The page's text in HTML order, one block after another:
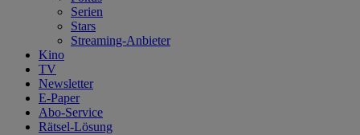
Serien
Stars
Streaming-Anbieter
Kino
TV
Newsletter
E-Paper
Abo-Service
Rätsel-Lösung